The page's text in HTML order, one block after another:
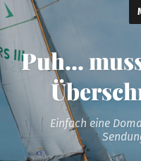
Puh...
Einfach eine